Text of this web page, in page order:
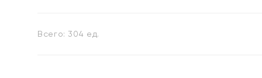
Всего: 304 ед.